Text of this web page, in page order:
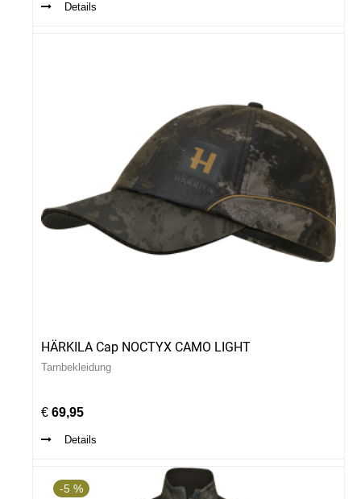
Details
HÄRKILA Cap NOCTYX CAMO LIGHT
Tarnbekleidung
€ 69,95
Details
-5 %